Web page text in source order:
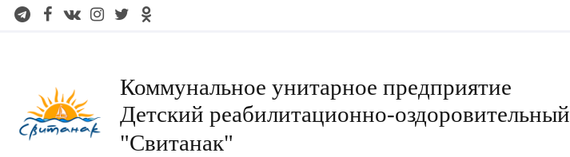
Коммунальное унитарное предприятие
Детский реабилитационно-
"Свитанак"